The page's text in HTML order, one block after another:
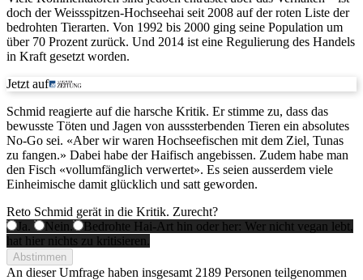
doch der Weissspitzen-Hochseehai seit 2008 auf der roten Liste der
bedrohten Tierarten. Von 1992 bis 2000 ging seine Population um
über 70 Prozent zurück. Und 2014 ist eine Regulierung des Handels
in Kraft gesetzt worden.
Jetzt auf
Schmid reagierte auf die harsche Kritik. Er stimme zu, dass das
bewusste Töten und Jagen von ausssterbenden Tieren ein absolutes
No-Go sei. «Aber wir waren Hochseefischen mit dem Ziel, Tunas
zu fangen.» Dabei habe der Haifisch angebissen. Zudem habe man
den Fisch «vollumfänglich verwertet». Es seien ausserdem viele
Einheimische damit glücklich und satt geworden.
Reto Schmid gerät in die Kritik. Zurecht?
Ja.
Nein.
Bedrohte Hai-Art hin oder her: Wer nicht vegan lebt,
hat hier nichts zu kritisieren.
Abstimmen
An dieser Umfrage haben insgesamt 2189 Personen teilgenommen